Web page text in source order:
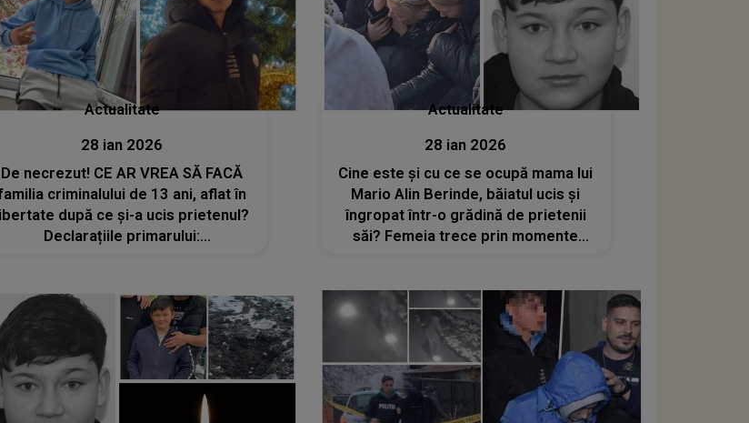
Actualitate
28 ian 2026
De necrezut! CE AR VREA SĂ FACĂ
criminalului de 13 ani, aflat în
libertate după ce și-a ucis prietenul?
Declarațiile primarului:
Actualitate
28 ian 2026
Cine este și cu ce se ocupă mama lui
Mario Alin Berinde, băiatul ucis și
îngropat într-o grădină de prietenii
săi? Femeia trece prin momente